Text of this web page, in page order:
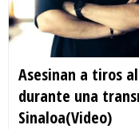
Asesinan a tiros
durante una
Sinaloa(Video)